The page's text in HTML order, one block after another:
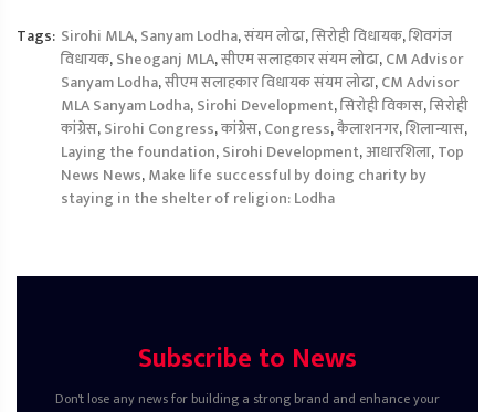
Tags: Sirohi MLA,Sanyam Lodha,संयम लोढा,सिरोही विधायक,शिवगंज
विधायक,Sheoganj MLA,सीएम सलाहकार संयम लोढा,CM Advisor
Sanyam Lodha,सीएम सलाहकार विधायक संयम लोढा,CM Advisor
MLA Sanyam Lodha,Sirohi Development,सिरोही विकास,सिरोही
कांग्रेस,Sirohi Congress,कांग्रेस,Congress,कैलाशनगर,शिलान्यास,
Laying the foundation,Sirohi Development,आधारशिला,Top
News News,Make life successful by doing charity by
staying in the shelter of religion: Lodha
Subscribe to News
Don't lose any news for building a strong brand and enhance your